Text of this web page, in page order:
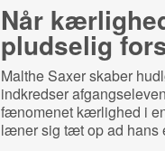
Når
pludselig
Malthe Saxer skaber
indkredser
fænomenet kærlighed i
læner sig tæt op ad hans